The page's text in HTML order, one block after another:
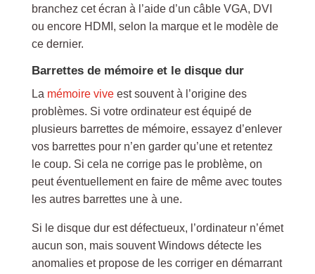
branchez cet écran à l’aide d’un câble VGA, DVI
ou encore HDMI, selon la marque et le modèle de
ce dernier.
Barrettes de mémoire et le disque dur
La mémoire viveest souvent à l’origine des
problèmes. Si votre ordinateur est équipé de
plusieurs barrettes de mémoire, essayez d’enlever
vos barrettes pour n’en garder qu’une et retentez
le coup. Si cela ne corrige pas le problème, on
peut éventuellement en faire de même avec toutes
les autres barrettes une à une.
Si le disque dur est défectueux, l’ordinateur n’émet
aucun son, mais souvent Windows détecte les
anomalies et propose de les corriger en démarrant